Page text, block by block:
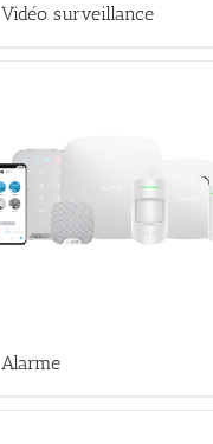
Vidéo surveillance
Alarme